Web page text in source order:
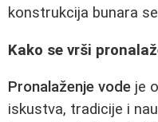
konstrukcija bunara
Kako se vrši
Pronalaženje vode je
iskustva, tradicije i